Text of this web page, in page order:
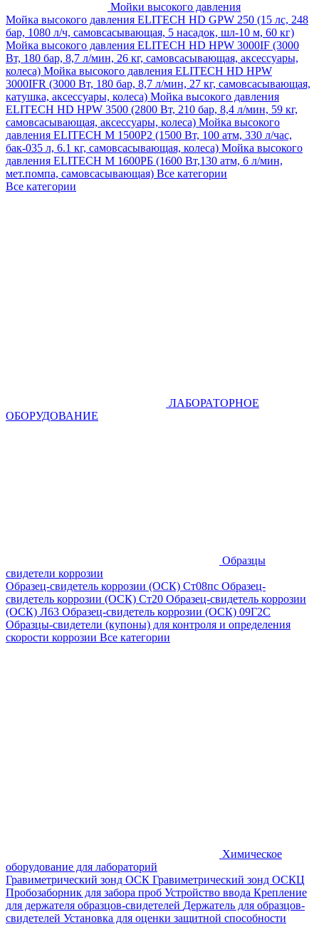
Мойки высокого давления
Мойка высокого давления ELITECH HD GPW 250 (15 лс, 248
бар, 1080 л/ч, самовсасывающая, 5 насадок, шл-10 м, 60 кг)
Мойка высокого давления ELITECH HD HPW 3000IF (3000
Вт, 180 бар, 8,7 л/мин, 26 кг, самовсасывающая, аксессуары,
колеса) Мойка высокого давления ELITECH HD HPW
3000IFR (3000 Вт, 180 бар, 8,7 л/мин, 27 кг, самовсасывающая,
катушка, аксессуары, колеса) Мойка высокого давления
ELITECH HD HPW 3500 (2800 Вт, 210 бар, 8,4 л/мин, 59 кг,
самовсасывающая, аксессуары, колеса) Мойка высокого
давления ELITECH M 1500P2 (1500 Вт, 100 атм, 330 л/час,
бак-035 л, 6.1 кг, самовсасывающая, колеса) Мойка высокого
давления ELITECH М 1600РБ (1600 Вт,130 атм, 6 л/мин,
мет.помпа, самовсасывающая) Все категории
Все категории
ЛАБОРАТОРНОЕ
ОБОРУДОВАНИЕ
Образцы
свидетели коррозии
Образец-свидетель коррозии (ОСК) Ст08пс Образец-
свидетель коррозии (ОСК) Ст20 Образец-свидетель коррозии
(ОСК) Л63 Образец-свидетель коррозии (ОСК) 09Г2С
Образцы-свидетели (купоны) для контроля и определения
скорости коррозии Все категории
Химическое
оборудование для лабораторий
Гравиметрический зонд ОСК Гравиметрический зонд ОСКЦ
Пробозаборник для забора проб Устройство ввода Крепление
для держателя образцов-свидетелей Держатель для образцов-
свидетелей Установка для оценки защитной способности